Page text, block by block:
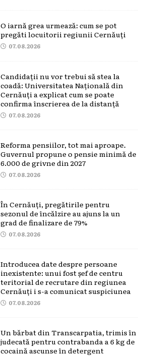
O iarnă grea urmează: cum se pot
pregăti locuitorii regiunii Cernăuți
07.08.2026
Candidații nu vor trebui să stea la
coadă: Universitatea Națională din
Cernăuți a explicat cum se poate
confirma înscrierea de la distanță
07.08.2026
Reforma pensiilor, tot mai aproape.
Guvernul propune o pensie minimă de
6.000 de grivne din 2027
07.08.2026
În Cernăuți, pregătirile pentru
sezonul de încălzire au ajuns la un
grad de finalizare de 79%
07.08.2026
Introducea date despre persoane
inexistente: unui fost șef de centru
teritorial de recrutare din regiunea
Cernăuți i s-a comunicat suspiciunea
07.08.2026
Un bărbat din Transcarpatia, trimis în
judecată pentru contrabanda a 6 kg de
cocaină ascunse în detergent